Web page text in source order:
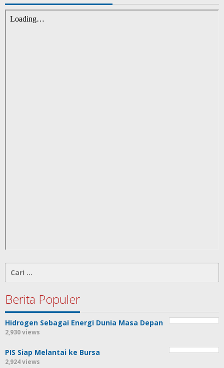
untuk:
Berita Populer
Hidrogen Sebagai Energi Dunia Masa Depan
2,930 views
PIS Siap Melantai ke Bursa
2,924 views